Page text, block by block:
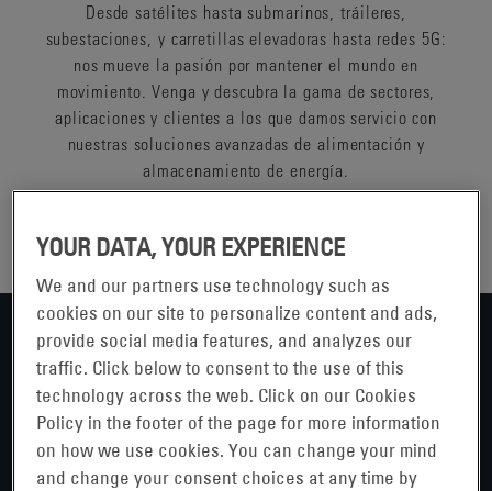
Desde satélites hasta submarinos, tráileres,
subestaciones, y carretillas elevadoras hasta redes 5G:
nos mueve la pasión por mantener el mundo en
movimiento. Venga y descubra la gama de sectores,
aplicaciones y clientes a los que damos servicio con
nuestras soluciones avanzadas de alimentación y
almacenamiento de energía.
Logística y Almacenamiento
Redes de comunicación
YOUR DATA, YOUR EXPERIENCE
We and our partners use technology such as
cookies on our site to personalize content and ads,
provide social media features, and analyzes our
traffic. Click below to consent to the use of this
technology across the web. Click on our Cookies
Policy in the footer of the page for more information
on how we use cookies. You can change your mind
and change your consent choices at any time by